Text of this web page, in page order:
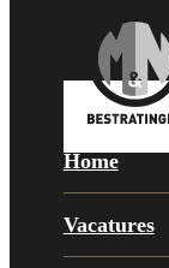
Home
Vacatures